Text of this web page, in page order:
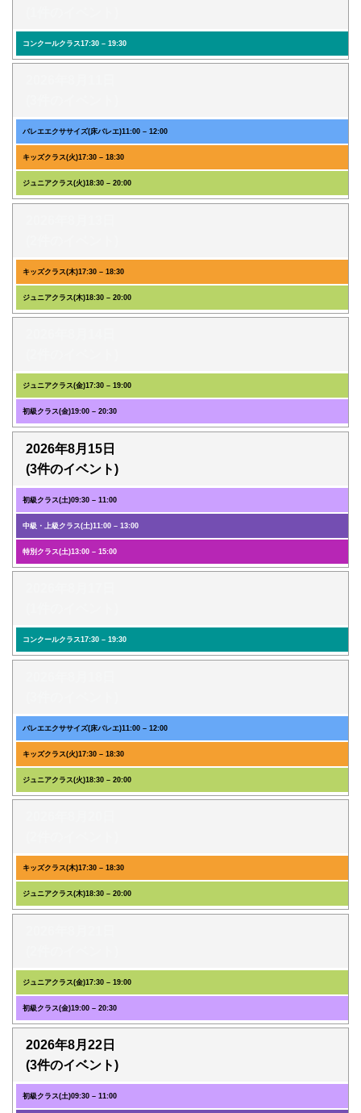
コンクールクラス17:30 – 19:30
バレエエクササイズ(床バレエ)11:00 – 12:00
キッズクラス(火)17:30 – 18:30
ジュニアクラス(火)18:30 – 20:00
キッズクラス(木)17:30 – 18:30
ジュニアクラス(木)18:30 – 20:00
ジュニアクラス(金)17:30 – 19:00
初級クラス(金)19:00 – 20:30
2026年8月15日
(3件のイベント)
初級クラス(土)09:30 – 11:00
中級・上級クラス(土)11:00 – 13:00
特別クラス(土)13:00 – 15:00
コンクールクラス17:30 – 19:30
バレエエクササイズ(床バレエ)11:00 – 12:00
キッズクラス(火)17:30 – 18:30
ジュニアクラス(火)18:30 – 20:00
キッズクラス(木)17:30 – 18:30
ジュニアクラス(木)18:30 – 20:00
ジュニアクラス(金)17:30 – 19:00
初級クラス(金)19:00 – 20:30
2026年8月22日
(3件のイベント)
初級クラス(土)09:30 – 11:00